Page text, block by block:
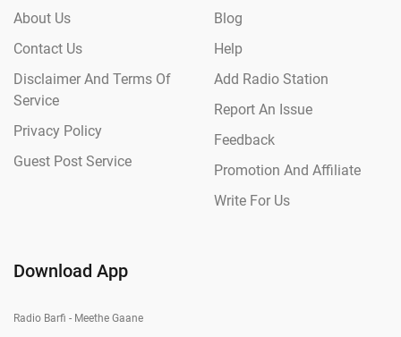
About Us
Contact Us
Disclaimer And Terms Of
Service
Privacy Policy
Guest Post Service
Blog
Help
Add Radio Station
Report An Issue
Feedback
Promotion And Affiliate
Write For Us
Download App
Radio Barfi - Meethe Gaane